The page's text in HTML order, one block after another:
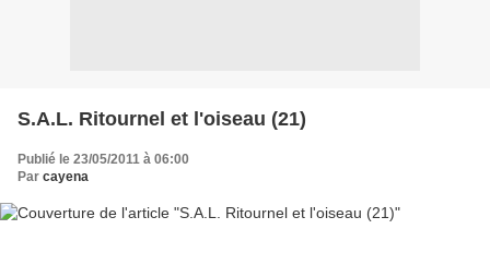
S.A.L. Ritournel et l'oiseau (21)
Publié le 23/05/2011 à 06:00
Par cayena